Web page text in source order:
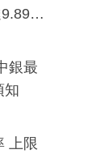
銀最
知
上限